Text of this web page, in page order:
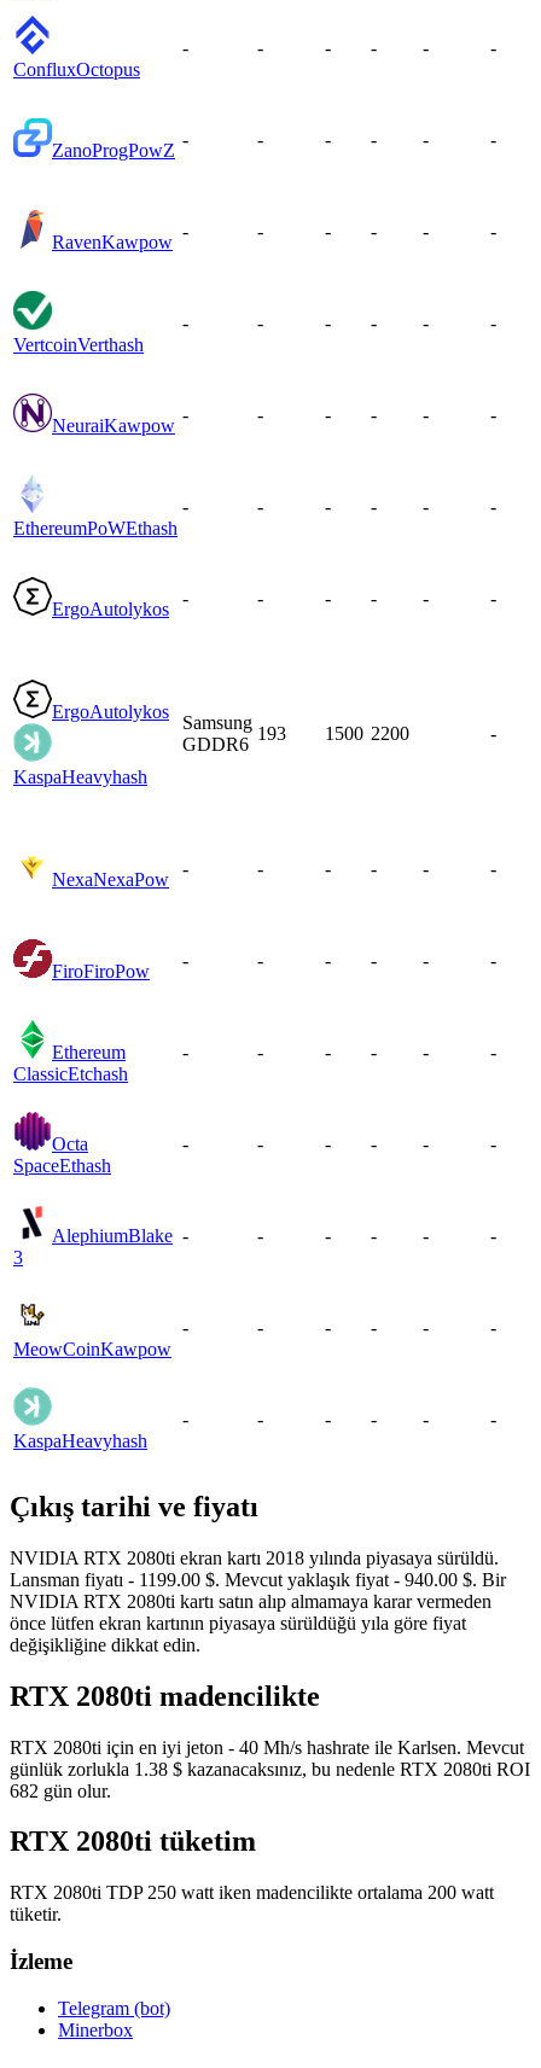
ConfluxOctopus
- - - - - -
ZanoProgPowZ
- - - - - -
RavenKawpow
- - - - - -
VertcoinVerthash
- - - - - -
NeuraiKawpow
- - - - - -
EthereumPoWEthash
- - - - - -
ErgoAutolykos
- - - - - -
ErgoAutolykos
KaspaHeavyhash
Samsung
GDDR6
193 1500 2200 -
NexaNexaPow
- - - - - -
FiroFiroPow
- - - - - -
Ethereum
ClassicEtchash
- - - - - -
Octa
SpaceEthash
- - - - - -
AlephiumBlake
3
- - - - - -
MeowCoinKawpow
- - - - - -
KaspaHeavyhash
- - - - - -
Çıkış tarihi ve fiyatı
NVIDIA RTX 2080ti ekran kartı 2018 yılında piyasaya sürüldü.
Lansman fiyatı - 1199.00 $. Mevcut yaklaşık fiyat - 940.00 $. Bir
NVIDIA RTX 2080ti kartı satın alıp almamaya karar vermeden
önce lütfen ekran kartının piyasaya sürüldüğü yıla göre fiyat
değişikliğine dikkat edin.
RTX 2080ti madencilikte
RTX 2080ti için en iyi jeton - 40 Mh/s hashrate ile Karlsen. Mevcut
günlük zorlukla 1.38 $ kazanacaksınız, bu nedenle RTX 2080ti ROI
682 gün olur.
RTX 2080ti tüketim
RTX 2080ti TDP 250 watt iken madencilikte ortalama 200 watt
tüketir.
İzleme
Telegram (bot)
Minerbox